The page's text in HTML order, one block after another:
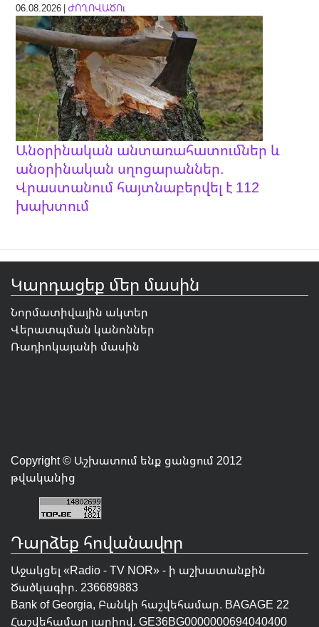
06.08.2026 |ԺՈՂՈՎԱԾՈւ
Անօրինական անտառահատումներ և
անօրինական սղոցարաններ.
Վրաստանում հայտնաբերվել է 112
խախտում
Կարդացեք մեր մասին
Նորմատիվային ակտեր
Վերատպման կանոններ
Ռադիոկայանի մասին
Copyright © Աշխատում ենք ցանցում 2012
թվականից
Դարձեք հովանավոր
Աջակցել «Radio - TV NOR» - ի աշխատանքին
Ծածկագիր. 236689883
Bank of Georgia, Բանկի հաշվեհամար. BAGAGE 22
Հաշվեհամար լարիով. GE36BG0000000694040400